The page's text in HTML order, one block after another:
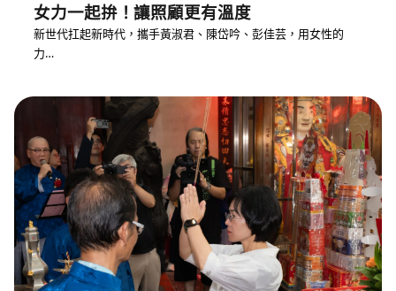
女力一起拚！讓照顧更有溫度
新世代扛起新時代，攜手黃淑君、陳岱吟、彭佳芸，用女性的
力…